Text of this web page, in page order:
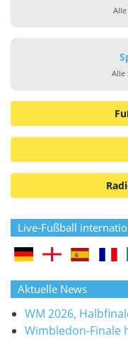
Alle
Live-Fußball
Aktuelle News
WM 2026,
Wimbledon-Finale